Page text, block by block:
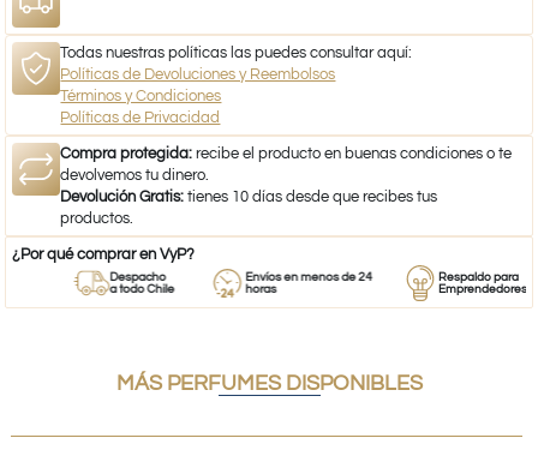
Todas nuestras políticas las puedes consultar aquí:
Políticas de Devoluciones y Reembolsos
Términos y Condiciones
Políticas de Privacidad
Compra protegida: recibe el producto en buenas condiciones o te
devolvemos tu dinero.
Devolución Gratis: tienes 10 días desde que recibes tus
productos.
¿Por qué comprar en VyP?
Despacho
a todo Chile
Envíos en menos de 24
horas
Respaldo para
Emprendedores
MÁS PERFUMES DISPONIBLES